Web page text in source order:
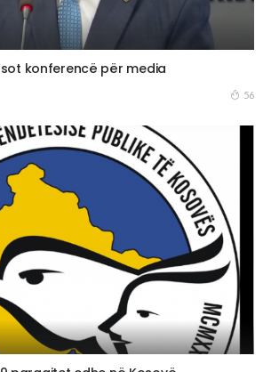
konferencë për media
56